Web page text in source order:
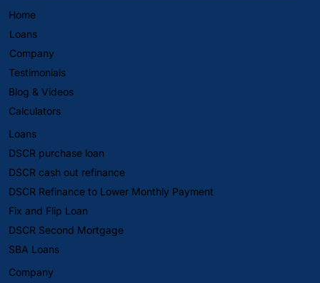
Home
Loans
Company
Testimonials
Blog & Videos
Calculators
Loans
DSCR purchase loan
DSCR cash out refinance
DSCR Refinance to Lower Monthly Payment
Fix and Flip Loan
DSCR Second Mortgage
SBA Loans
Company